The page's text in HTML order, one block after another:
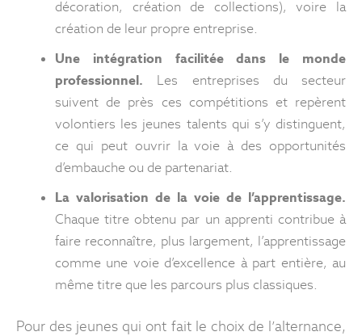
décoration, création de collections), voire la
création de leur propre entreprise.
Une intégration facilitée dans le monde
professionnel. Les entreprises du secteur
suivent de près ces compétitions et repèrent
volontiers les jeunes talents qui s’y distinguent,
ce qui peut ouvrir la voie à des opportunités
d’embauche ou de partenariat.
La valorisation de la voie de l’apprentissage.
Chaque titre obtenu par un apprenti contribue à
faire reconnaître, plus largement, l’apprentissage
comme une voie d’excellence à part entière, au
même titre que les parcours plus classiques.
Pour des jeunes qui ont fait le choix de l’alternance,